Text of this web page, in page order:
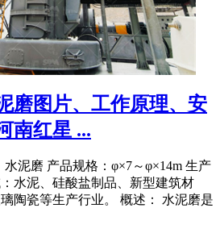
磨图片、工作原理、安
南红星 ...
水泥磨 产品规格：φ×7～φ×14m 生产
水泥、硅酸盐制品、新型建筑材
陶瓷等生产行业。 概述： 水泥磨是